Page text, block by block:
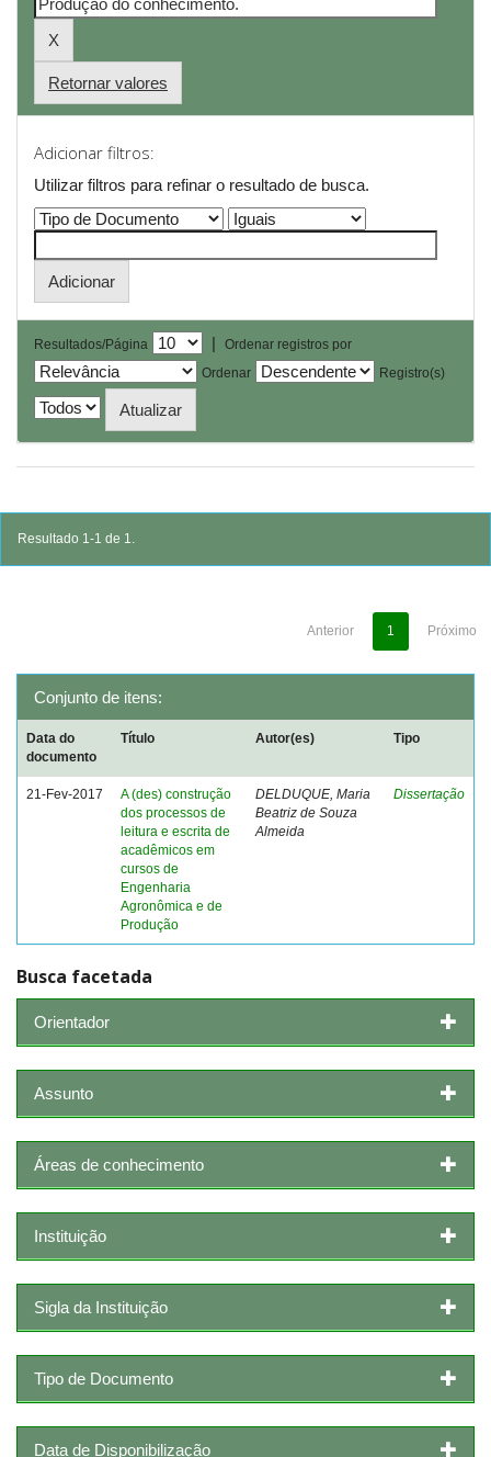
Retornar valores
Adicionar filtros:
Utilizar filtros para refinar o resultado de busca.
Resultados/Página |
Ordenar registros por
Ordenar
Registro(s)
Resultado 1-1 de 1.
Anterior 1 Próximo
Conjunto de itens:
Data do
documento
Título Autor(es) Tipo
21-Fev-2017
A (des) construção
dos processos de
leitura e escrita de
acadêmicos em
cursos de
Engenharia
Agronômica e de
Produção
DELDUQUE, Maria
Beatriz de Souza
Almeida
Dissertação
Busca facetada
Orientador
Assunto
Áreas de conhecimento
Instituição
Sigla da Instituição
Tipo de Documento
Data de Disponibilização